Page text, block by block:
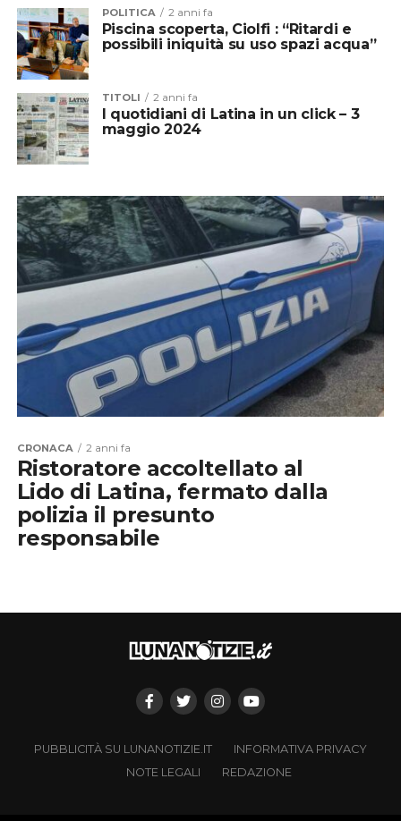
POLITICA 2 anni fa
Piscina scoperta, Ciolfi : “Ritardi e
possibili iniquità su uso spazi acqua”
TITOLI 2 anni fa
I quotidiani di Latina in un click – 3
maggio 2024
CRONACA 2 anni fa
Ristoratore accoltellato al
Lido di Latina, fermato dalla
polizia il presunto
responsabile
PUBBLICITÀ SU LUNANOTIZIE.IT
INFORMATIVA PRIVACY
NOTE LEGALI
REDAZIONE